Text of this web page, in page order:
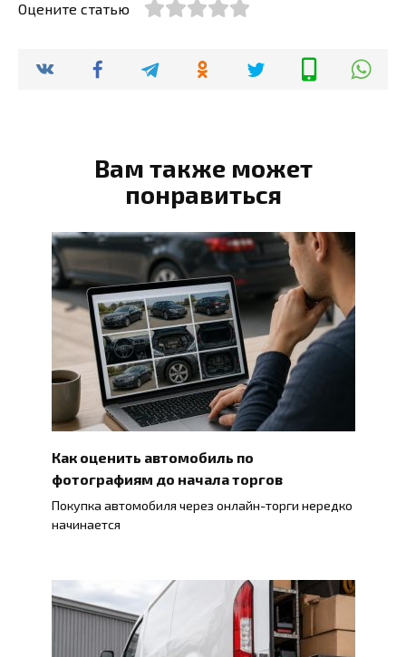
Оцените статью
Вам также может
понравиться
Как оценить автомобиль по
фотографиям до начала торгов
Покупка автомобиля через онлайн-торги нередко
начинается